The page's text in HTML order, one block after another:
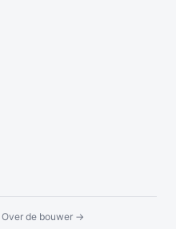
Over de bouwer →